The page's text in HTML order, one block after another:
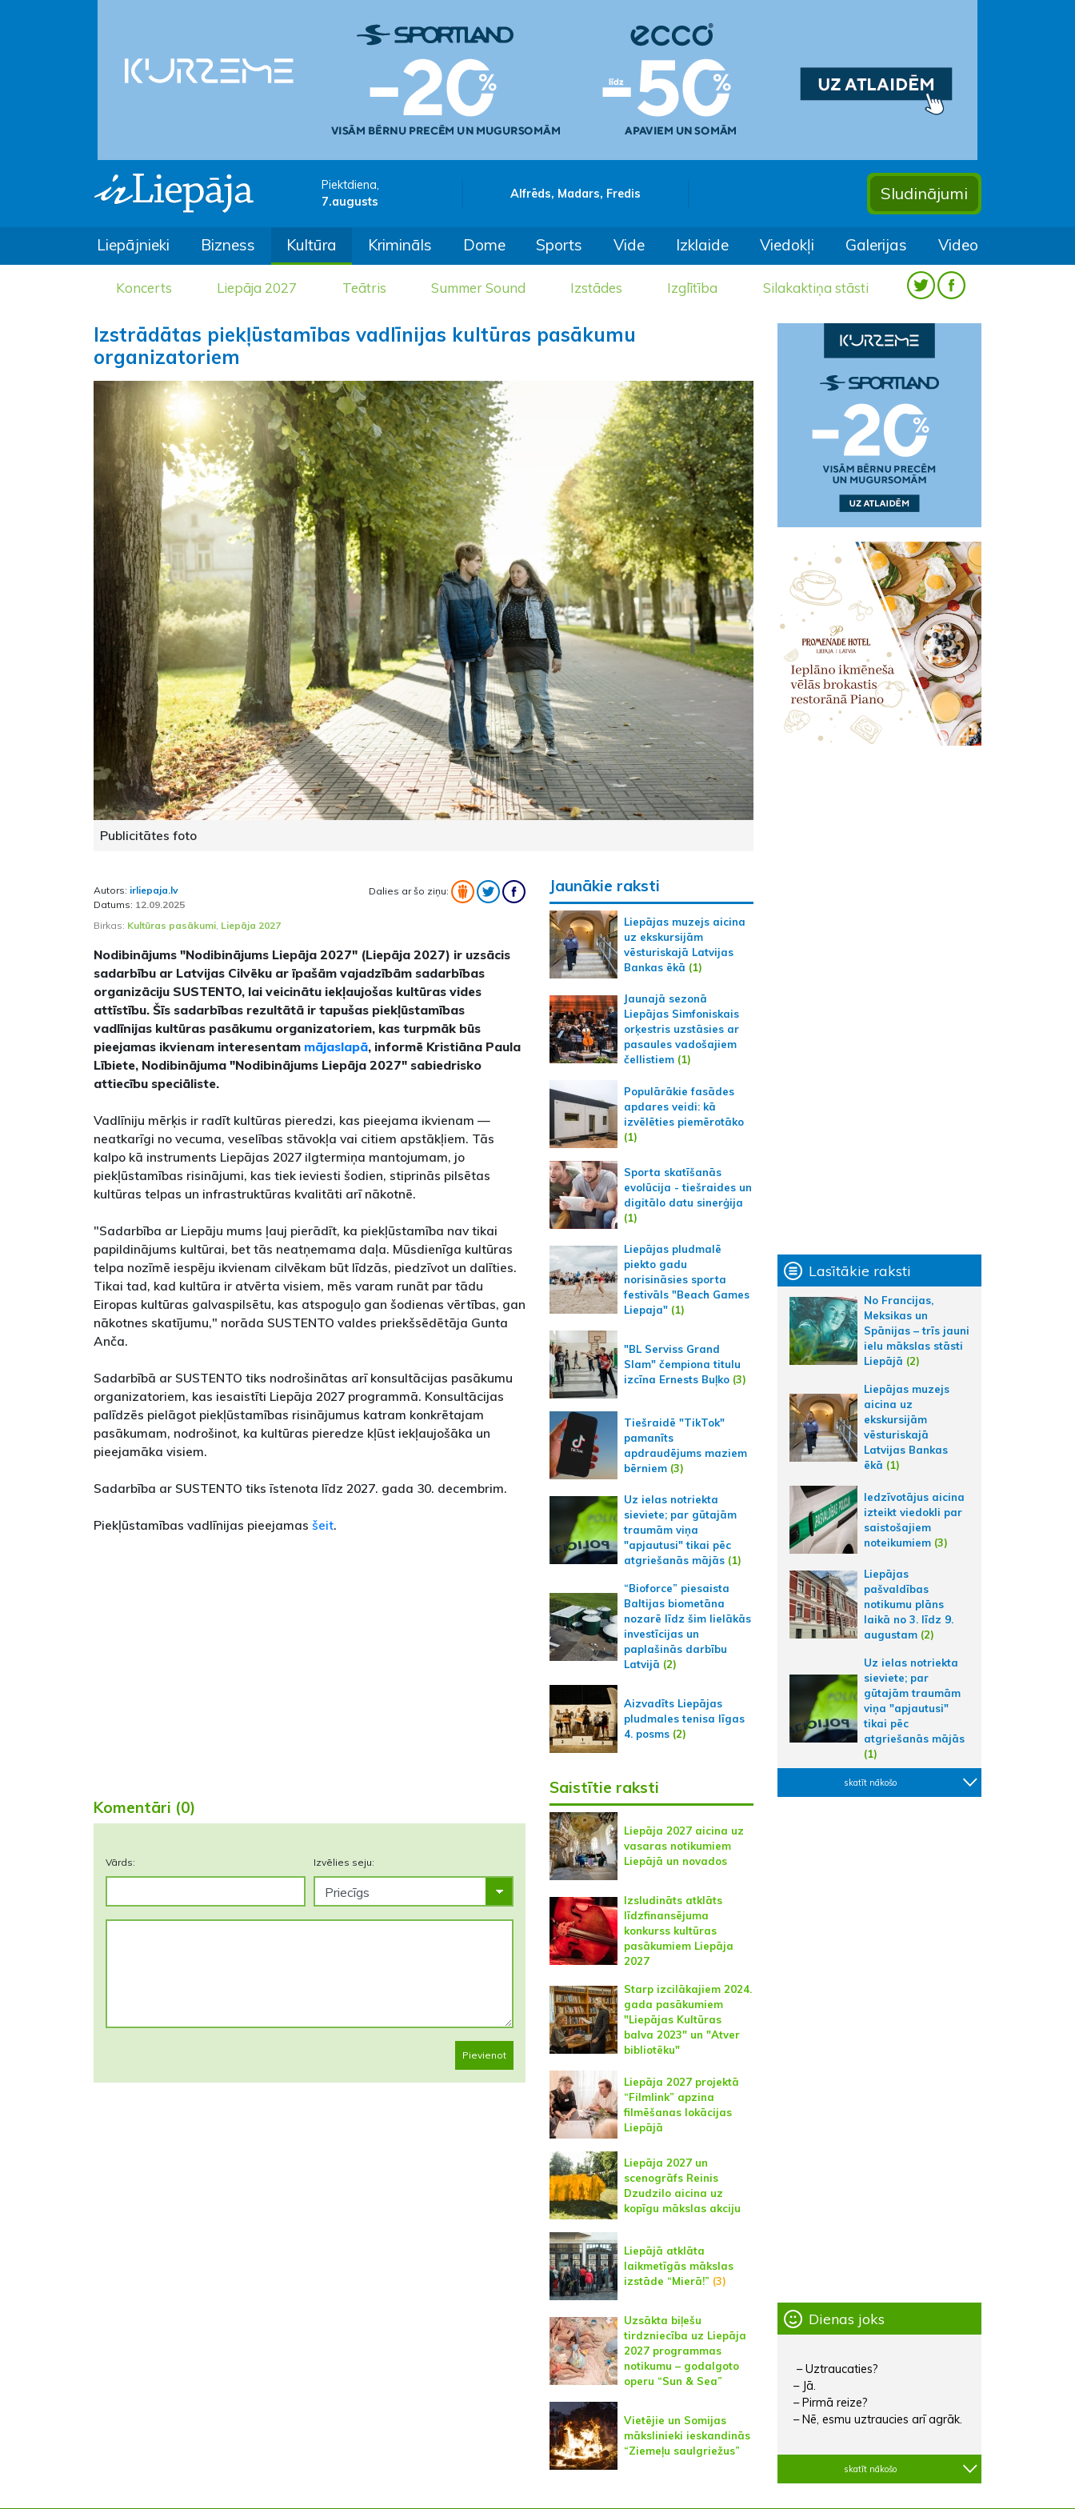
Piektdiena,
7.augusts
Alfrēds, Madars, Fredis Sludinājumi
Liepājnieki Bizness Kultūra Krimināls Dome Sports Vide Izklaide Viedokļi Galerijas Video
Koncerts Liepāja 2027 Teātris Summer Sound Izstādes Izglītība Silakaktiņa stāsti
Izstrādātas piekļūstamības vadlīnijas kultūras pasākumu
organizatoriem
Publicitātes foto
Autors: irliepaja.lv
Datums: 12.09.2025
Dalies ar šo ziņu:
Birkas: Kultūras pasākumi, Liepāja 2027
Nodibinājums "Nodibinājums Liepāja 2027" (Liepāja 2027) ir uzsācis
sadarbību ar Latvijas Cilvēku ar īpašām vajadzībām sadarbības
organizāciju SUSTENTO, lai veicinātu iekļaujošas kultūras vides
attīstību. Šīs sadarbības rezultātā ir tapušas piekļūstamības
vadlīnijas kultūras pasākumu organizatoriem, kas turpmāk būs
pieejamas ikvienam interesentam mājaslapā, informē Kristiāna Paula
Lībiete, Nodibinājuma "Nodibinājums Liepāja 2027" sabiedrisko
attiecību speciāliste.
Vadlīniju mērķis ir radīt kultūras pieredzi, kas pieejama ikvienam —
neatkarīgi no vecuma, veselības stāvokļa vai citiem apstākļiem. Tās
kalpo kā instruments Liepājas 2027 ilgtermiņa mantojumam, jo
piekļūstamības risinājumi, kas tiek ieviesti šodien, stiprinās pilsētas
kultūras telpas un infrastruktūras kvalitāti arī nākotnē.
"Sadarbība ar Liepāju mums ļauj pierādīt, ka piekļūstamība nav tikai
papildinājums kultūrai, bet tās neatņemama daļa. Mūsdienīga kultūras
telpa nozīmē iespēju ikvienam cilvēkam būt līdzās, piedzīvot un dalīties.
Tikai tad, kad kultūra ir atvērta visiem, mēs varam runāt par tādu
Eiropas kultūras galvaspilsētu, kas atspoguļo gan šodienas vērtības, gan
nākotnes skatījumu," norāda SUSTENTO valdes priekšsēdētāja Gunta
Anča.
Sadarbībā ar SUSTENTO tiks nodrošinātas arī konsultācijas pasākumu
organizatoriem, kas iesaistīti Liepāja 2027 programmā. Konsultācijas
palīdzēs pielāgot piekļūstamības risinājumus katram konkrētajam
pasākumam, nodrošinot, ka kultūras pieredze kļūst iekļaujošāka un
pieejamāka visiem.
Sadarbība ar SUSTENTO tiks īstenota līdz 2027. gada 30. decembrim.
Piekļūstamības vadlīnijas pieejamas šeit.
Komentāri (0)
Vārds: Izvēlies seju:
Pievienot
Jaunākie raksti
Liepājas muzejs aicina
uz ekskursijām
vēsturiskajā Latvijas
Bankas ēkā (1)
Jaunajā sezonā
Liepājas Simfoniskais
orķestris uzstāsies ar
pasaules vadošajiem
čellistiem(1)
Populārākie fasādes
apdares veidi: kā
izvēlēties piemērotāko
(1)
Sporta skatīšanās
evolūcija - tiešraides un
digitālo datu sinerģija
(1)
Liepājas pludmalē
piekto gadu
norisināsies sporta
festivāls "Beach Games
Liepaja"(1)
"BL Serviss Grand
Slam" čempiona titulu
izcīna Ernests Buļko(3)
Tiešraidē "TikTok"
pamanīts
apdraudējums maziem
bērniem(3)
Uz ielas notriekta
sieviete; par gūtajām
traumām viņa
"apjautusi" tikai pēc
atgriešanās mājās(1)
“Bioforce” piesaista
Baltijas biometāna
nozarē līdz šim lielākās
investīcijas un
paplašinās darbību
Latvijā (2)
Aizvadīts Liepājas
pludmales tenisa līgas
4. posms(2)
Saistītie raksti
Liepāja 2027 aicina uz
vasaras notikumiem
Liepājā un novados
Izsludināts atklāts
līdzfinansējuma
konkurss kultūras
pasākumiem Liepāja
2027
Starp izcilākajiem 2024.
gada pasākumiem
"Liepājas Kultūras
balva 2023" un "Atver
bibliotēku"
Liepāja 2027 projektā
“Filmlink” apzina
filmēšanas lokācijas
Liepājā
Liepāja 2027 un
scenogrāfs Reinis
Dzudzilo aicina uz
kopīgu mākslas akciju
Liepājā atklāta
laikmetīgās mākslas
izstāde “Mierā!” (3)
Uzsākta biļešu
tirdzniecība uz Liepāja
2027 programmas
notikumu – godalgoto
operu “Sun & Sea”
Vietējie un Somijas
mākslinieki ieskandinās
“Ziemeļu saulgriežus”
Lasītākie raksti
No Francijas,
Meksikas un
Spānijas – trīs jauni
ielu mākslas stāsti
Liepājā (2)
Liepājas muzejs
aicina uz
ekskursijām
vēsturiskajā
Latvijas Bankas
ēkā (1)
Iedzīvotājus aicina
izteikt viedokli par
saistošajiem
noteikumiem (3)
Liepājas
pašvaldības
notikumu plāns
laikā no 3. līdz 9.
augustam (2)
Uz ielas notriekta
sieviete; par
gūtajām traumām
viņa "apjautusi"
tikai pēc
atgriešanās mājās
(1)
skatīt nākošo
Dienas joks
– Uztraucaties?
– Jā.
– Pirmā reize?
– Nē, esmu uztraucies arī agrāk.
skatīt nākošo